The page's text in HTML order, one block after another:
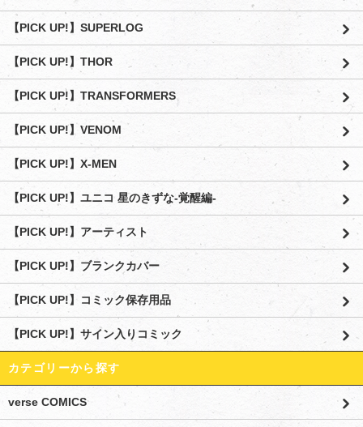
【PICK UP!】SUPERLOG
【PICK UP!】THOR
【PICK UP!】TRANSFORMERS
【PICK UP!】VENOM
【PICK UP!】X-MEN
【PICK UP!】ユニコ 星のきずな-覚醒編-
【PICK UP!】アーティスト
【PICK UP!】ブランクカバー
【PICK UP!】コミック保存用品
【PICK UP!】サイン入りコミック
カテゴリーから探す
verse COMICS